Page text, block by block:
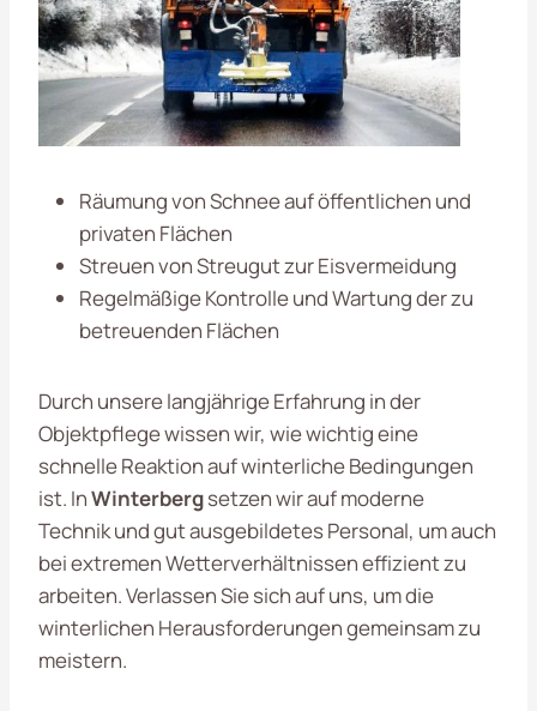
Räumung von Schnee auf öffentlichen und
privaten Flächen
Streuen von Streugut zur Eisvermeidung
Regelmäßige Kontrolle und Wartung der zu
betreuenden Flächen
Durch unsere langjährige Erfahrung in der
Objektpflege wissen wir, wie wichtig eine
schnelle Reaktion auf winterliche Bedingungen
ist. InWinterbergsetzen wir auf moderne
Technik und gut ausgebildetes Personal, um auch
bei extremen Wetterverhältnissen effizient zu
arbeiten. Verlassen Sie sich auf uns, um die
winterlichen Herausforderungen gemeinsam zu
meistern.